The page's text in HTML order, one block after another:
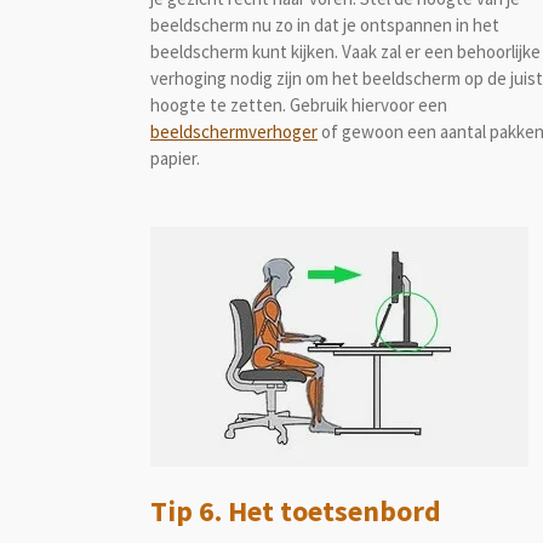
beeldscherm nu zo in dat je ontspannen in het
beeldscherm kunt kijken. Vaak zal er een behoorlijke
verhoging nodig zijn om het beeldscherm op de
hoogte te zetten. Gebruik hiervoor een
beeldschermverhogerof gewoon een aantal pakken
papier.
Tip 6. Het toetsenbord